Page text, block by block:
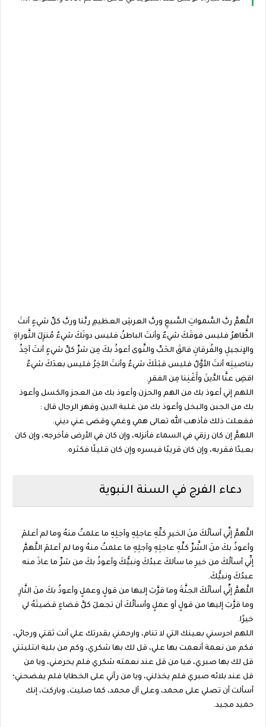
اللَّهمَّ ربَّ السَّمواتِ السَّبعِ وربَّ العرشِ العظيمِ ربَّنا وربَّ كلِّ شيءٍ أنتَ
الظَّاهرُ فليس فوقَكَ شيءٌ وأنتَ الباطنُ فليس دونَكَ شيءٌ مُنزِلَ التَّوراةِ
والإنجيلِ والفُرقانِ فالقَ الحَبِّ والنَّوى أعوذُ بكَ مِن شرِّ كلِّ شيءٍ أنتَ آخِذٌ
بناصيتِه أنتَ الأوَّلُ فليس قبْلَكَ شيءٌ وأنتَ الآخِرُ فليس بعدَكَ شيءٌ
اقضِ عنَّا الدَّينَ وأَغْنِنا مِن الفقرِ.
اللهم إني أعوذ بك من الهم والحزن وأعوذ بك من العجز والكسل وأعوذ
بك من الجبن والبخل وأعوذ بك من غلبة الدين وقهر الرجال قال :
ففعلت ذلك فأذهب الله تعالى همي وغمي وقضى عني ديني.
اللهمَّ إن كان رزقي في السماء فأنزله، وإن كان في الأرض فأخرجه، وإن كان
بعيدًا فقربه، وإن كان قريبًا فيسره وإن كان قليلًا فكثره.
دعاء الفرج في السنة النبوية
اللَّهمَّ إنِّي أسألُكَ منَ الخيرِ كلِّهِ عاجلِهِ وآجلِهِ ما علمتُ منهُ وما لم أعلمْ
وأعوذُ بكَ منَ الشَّرِّ كلِّهِ عاجلِهِ وآجلِهِ ما علمتُ منهُ وما لم أعلمْ اللَّهمَّ
إنِّي أسألُكَ من خيرِ ما سألكَ عبدُكَ ونبيُّكَ وأعوذُ بكَ من شرِّ ما عاذَ منه
عبدُكَ ونبيُّكَ.
اللَّهمَّ إنِّي أسألُكَ الجنَّةَ وما قرَّبَ إليها من قولٍ وعملٍ وأعوذُ بكَ منَ النَّارِ
وما قرَّبَ إليها من قولٍ أو عملٍ وأسألُكَ أن تجعلَ كلَّ قضاءٍ قضيتَهُ لي
خيرًا.
اللهم احرسني بعينك التي لا تنام، وارحمني بقدرتك علي أنت ثقتي ورجائي،
فكم من نعمة أنعمت بها علي، قل لك بها شكري، وكم من بلية ابتليتني
قل لك بها صبري، فيا من قل عند نعمته شكري فلم يحرمني، ويا من
قل عند بلائه صبري فلم يخذلني، ويا من رآني على الخطايا فلم يفضحني؛
أسألت أن تصلي على محمد، وعلى آل محمد، كما صليت، وباركت، إنك
حميد مجيد.